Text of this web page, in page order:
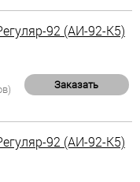
92 (АИ-92-К5)
Заказать
92 (АИ-92-К5)